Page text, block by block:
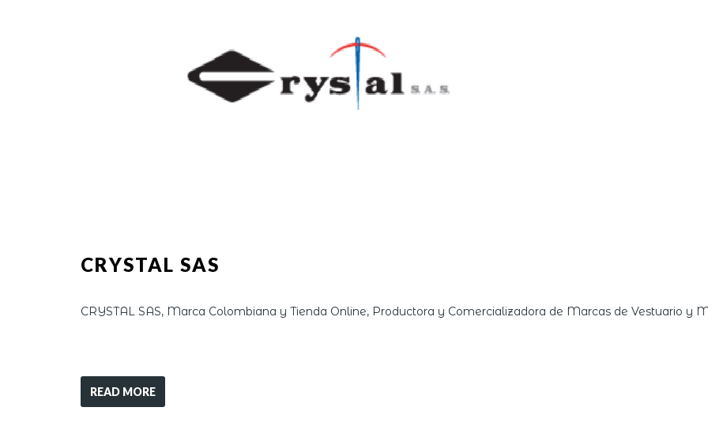
CRYSTAL SAS
CRYSTAL SAS, Marca Colombiana y Tienda Online, Productora y Comercializadora de Marcas de Vestuario y
READ MORE